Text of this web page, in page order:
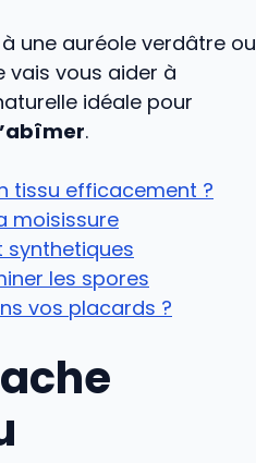
une auréole verdâtre ou
vais vous aider à
idéale pour
.
tissu efficacement ?
moisissure
synthetiques
les spores
vos placards ?